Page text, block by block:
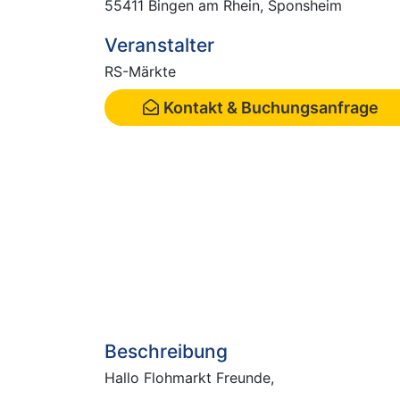
55411 Bingen am Rhein, Sponsheim
Veranstalter
RS-Märkte
Kontakt & Buchungsanfrage
Beschreibung
Hallo Flohmarkt Freunde,